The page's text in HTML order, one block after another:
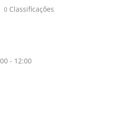
0Classificações
- 12:00